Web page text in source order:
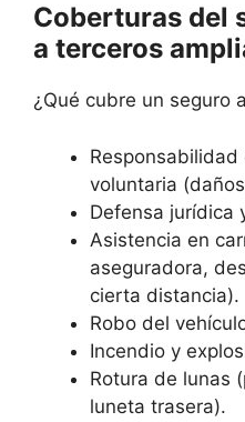
Coberturas del
a terceros
¿Qué cubre un seguro
voluntaria
Defensa jurídica
Asistencia en
aseguradora,
cierta distancia).
Robo del
Incendio y
Rotura de lunas
luneta trasera).